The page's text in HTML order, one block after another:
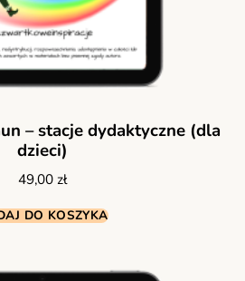
– stacje dydaktyczne (dla
dzieci)
49,00 zł
DO KOSZYKA